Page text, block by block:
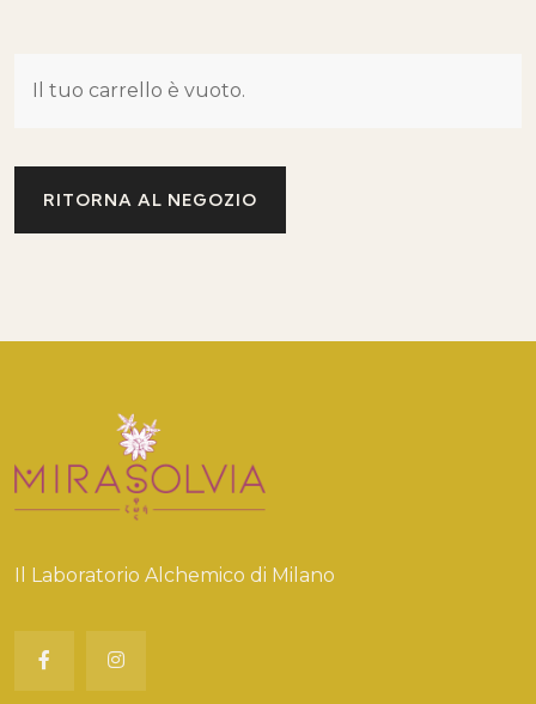
Il tuo carrello è vuoto.
RITORNA AL NEGOZIO
Il Laboratorio Alchemico di Milano